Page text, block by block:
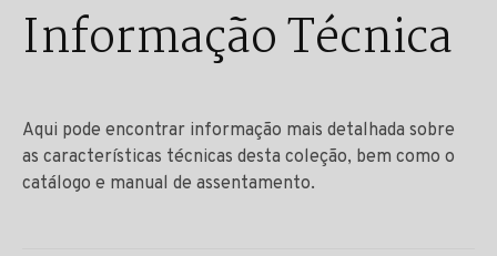
Informação Técnica
Aqui pode encontrar informação mais detalhada sobre
as características técnicas desta coleção, bem como o
catálogo e manual de assentamento.